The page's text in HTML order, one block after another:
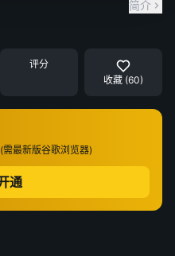
简介
评分
收藏 (60)
最新版谷歌浏览器)
通